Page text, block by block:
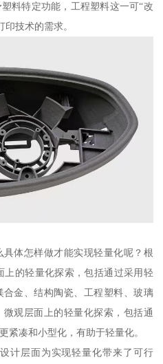
料特定功能，工程塑料这一可“改
技术的需求。
体怎样做才能实现轻量化呢？根
上的轻量化探索，包括通过采用轻
金、结构陶瓷、工程塑料、玻璃
观层面上的轻量化探索，包括通
紧凑和小型化，有助于轻量化。
计层面为实现轻量化带来了可行